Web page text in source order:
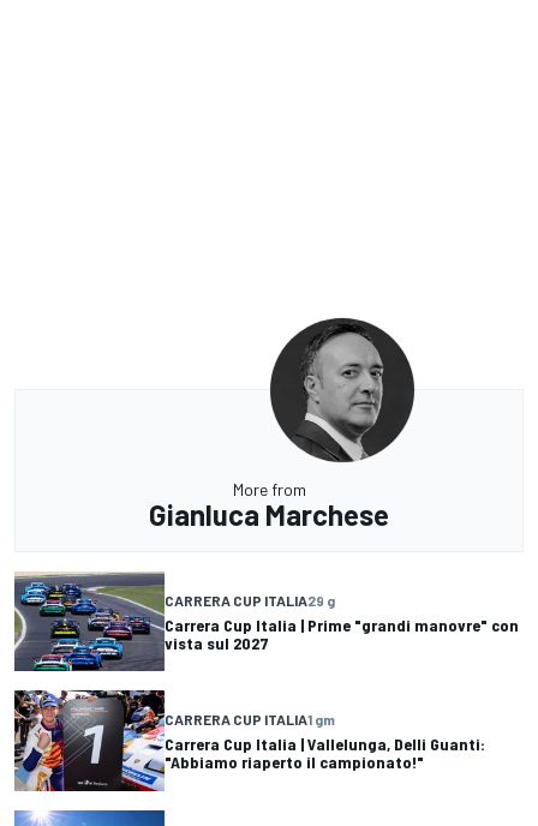
More from
Gianluca Marchese
CARRERA CUP ITALIA29 g
Carrera Cup Italia | Prime "grandi manovre" con
vista sul 2027
CARRERA CUP ITALIA1 gm
Carrera Cup Italia | Vallelunga, Delli Guanti:
"Abbiamo riaperto il campionato!"